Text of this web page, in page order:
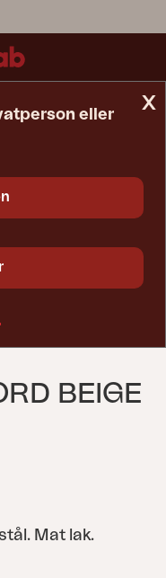
BEIGE
Mat lak.
x
eller